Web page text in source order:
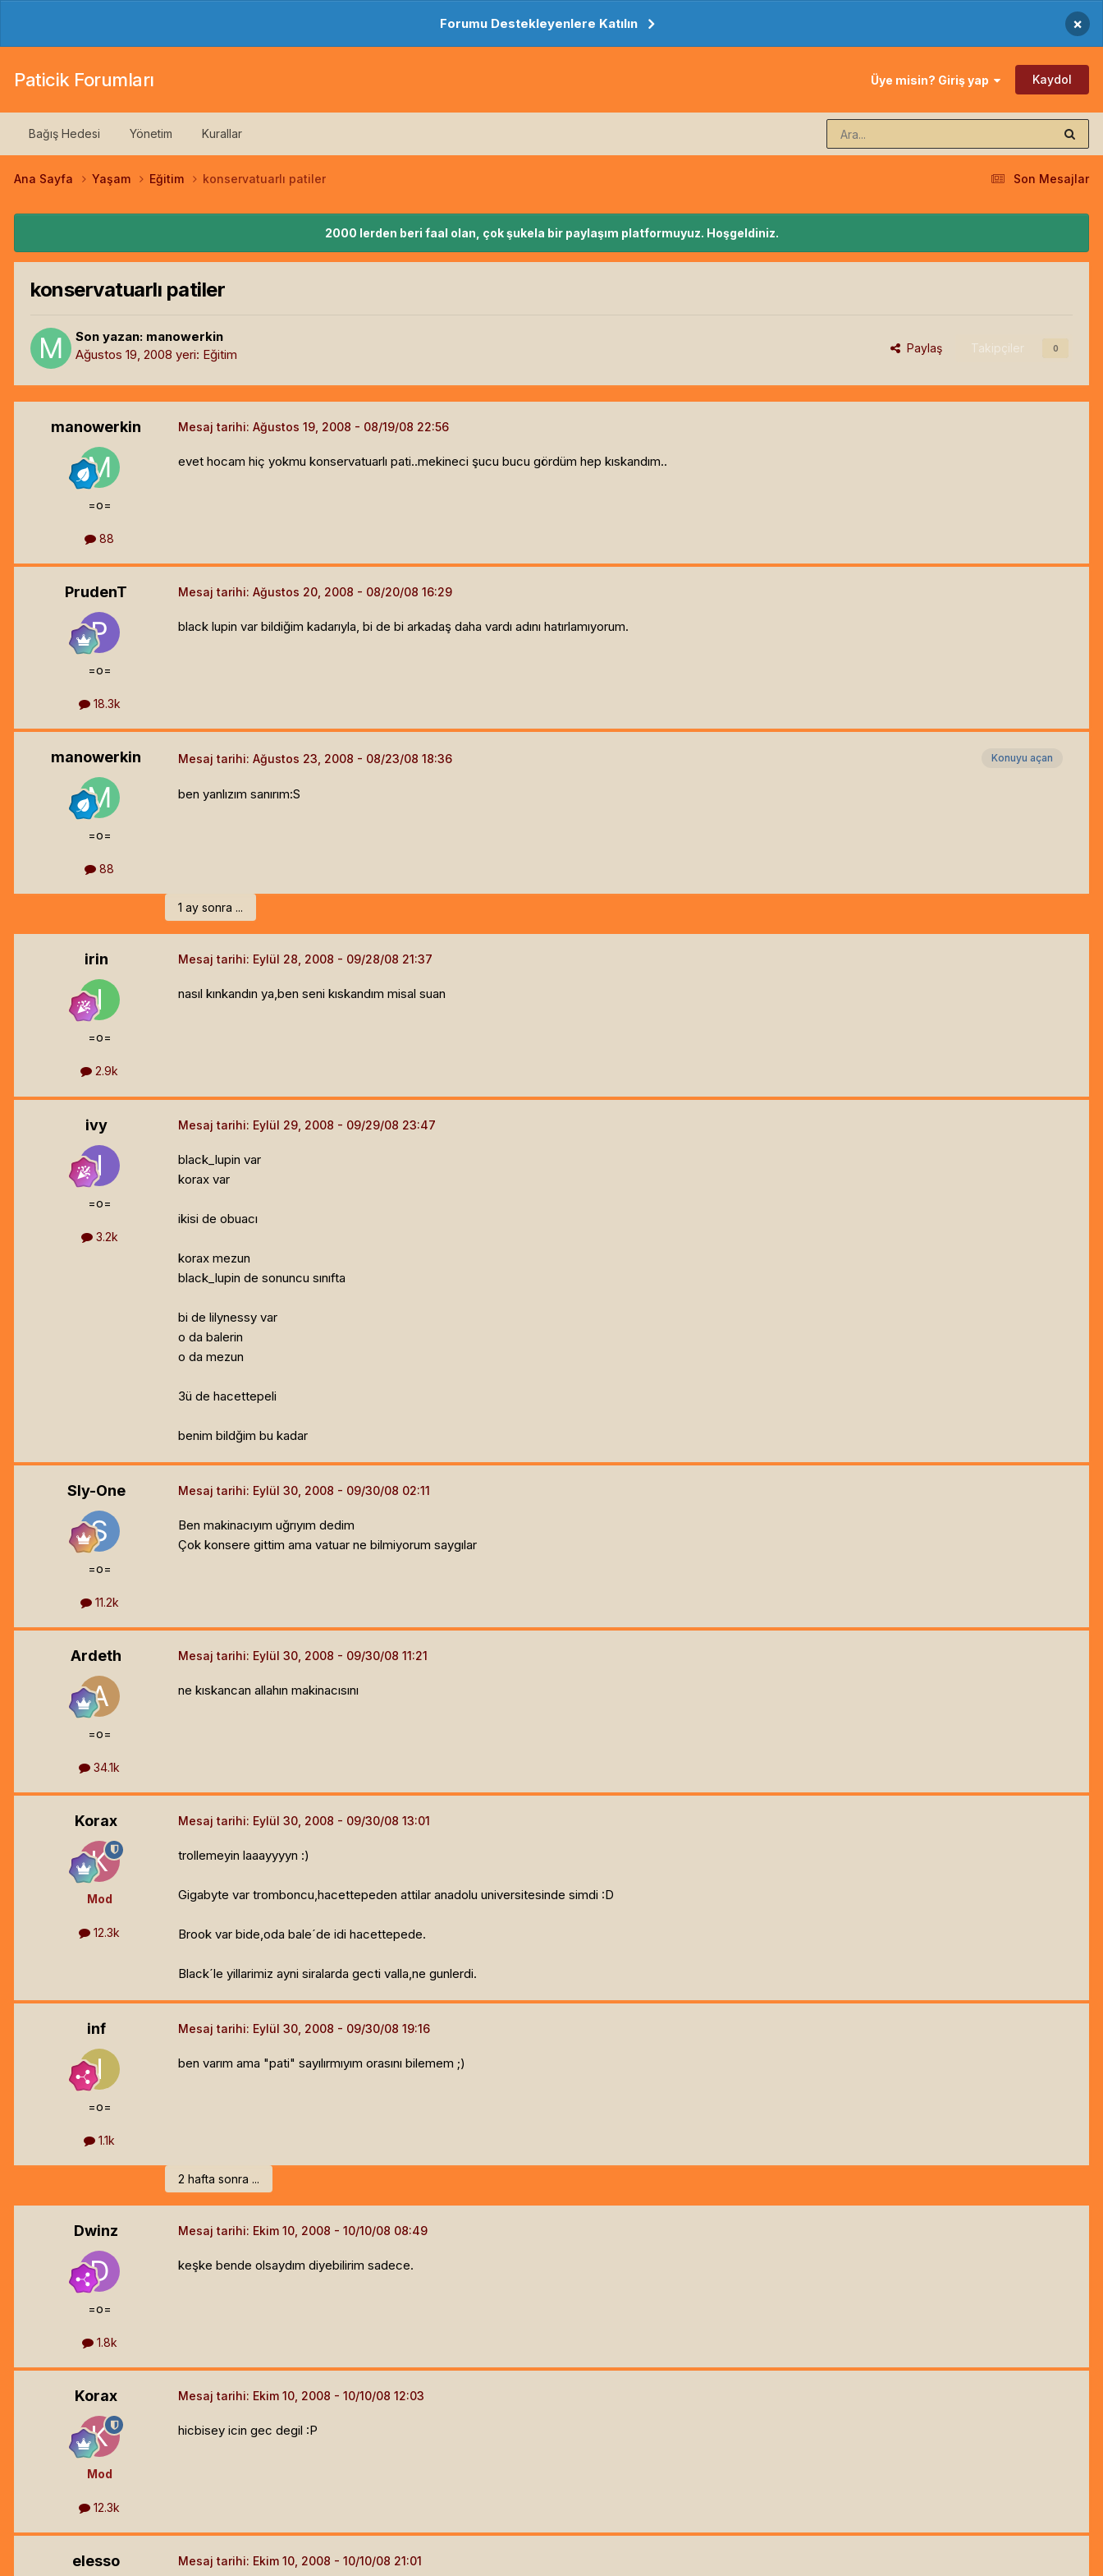
Forumu Destekleyenlere Katılın ×
Paticik Forumları Üye misin? Giriş yap Kaydol
Bağış Hedesi Yönetim Kurallar
Son Mesajlar
Ana Sayfa Yaşam Eğitim konservatuarlı patiler
2000 lerden beri faal olan, çok şukela bir paylaşım platformuyuz. Hoşgeldiniz.
konservatuarlı patiler
Son yazan: manowerkin
Ağustos 19, 2008 yeri: Eğitim Paylaş Takipçiler 0
manowerkin
=o=
88
Mesaj tarihi: Ağustos 19, 2008
evet hocam hiç yokmu konservatuarlı pati..mekineci şucu bucu gördüm hep kıskandım..
PrudenT
=o=
18.3k
Mesaj tarihi: Ağustos 20, 2008
black lupin var bildiğim kadarıyla, bi de bi arkadaş daha vardı adını hatırlamıyorum.
manowerkin
=o=
88
Konuyu açan
Mesaj tarihi: Ağustos 23, 2008
ben yanlızım sanırım:S
1 ay sonra ...
irin
=o=
2.9k
Mesaj tarihi: Eylül 28, 2008
nasıl kınkandın ya,ben seni kıskandım misal suan
ivy
=o=
3.2k
Mesaj tarihi: Eylül 29, 2008
black_lupin var
korax var
ikisi de obuacı
korax mezun
black_lupin de sonuncu sınıfta
bi de lilynessy var
o da balerin
o da mezun
3ü de hacettepeli
benim bildğim bu kadar
Sly-One
=o=
11.2k
Mesaj tarihi: Eylül 30, 2008
Ben makinacıyım uğrıyım dedim
Çok konsere gittim ama vatuar ne bilmiyorum saygılar
Ardeth
=o=
34.1k
Mesaj tarihi: Eylül 30, 2008
ne kıskancan allahın makinacısını
Korax
Mod
12.3k
Mesaj tarihi: Eylül 30, 2008
trollemeyin laaayyyyn :)
Gigabyte var tromboncu,hacettepeden attilar anadolu universitesinde simdi :D
Brook var bide,oda bale´de idi hacettepede.
Black´le yillarimiz ayni siralarda gecti valla,ne gunlerdi.
inf
=o=
1.1k
Mesaj tarihi: Eylül 30, 2008
ben varım ama "pati" sayılırmıyım orasını bilemem ;)
2 hafta sonra ...
Dwinz
=o=
1.8k
Mesaj tarihi: Ekim 10, 2008
keşke bende olsaydım diyebilirim sadece.
Korax
Mod
12.3k
Mesaj tarihi: Ekim 10, 2008
hicbisey icin gec degil :P
elesso Mesaj tarihi: Ekim 10, 2008